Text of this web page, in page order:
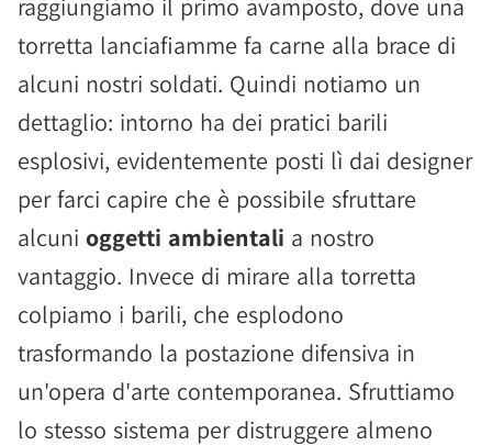
raggiungiamo il primo avamposto, dove una
torretta lanciafiamme fa carne alla brace di
alcuni nostri soldati. Quindi notiamo un
dettaglio: intorno ha dei pratici barili
esplosivi, evidentemente posti lì dai designer
per farci capire che è possibile sfruttare
alcuni oggetti ambientali a nostro
vantaggio. Invece di mirare alla torretta
colpiamo i barili, che esplodono
trasformando la postazione difensiva in
un'opera d'arte contemporanea. Sfruttiamo
lo stesso sistema per distruggere almeno